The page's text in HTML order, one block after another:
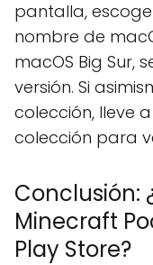
pantalla,
nombre de
macOS Big Sur,
versión. Si
colección, lleve
colección para
Conclusión:
Minecraft
Play Store?